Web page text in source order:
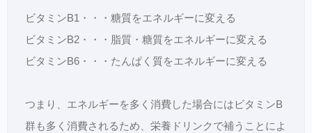
ビタミンB1・・・糖質をエネルギーに変える
ビタミンB2・・・脂質・糖質をエネルギーに変える
ビタミンB6・・・たんぱく質をエネルギーに変える
つまり、エネルギーを多く消費した場合にはビタミンB
群も多く消費されるため、栄養ドリンクで補うことによ